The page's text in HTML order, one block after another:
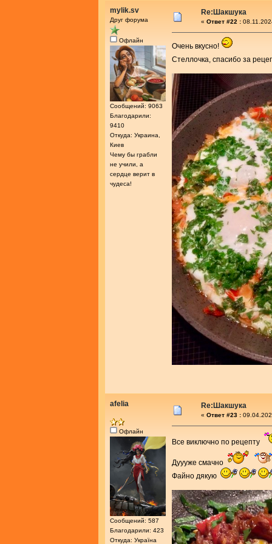
mylik.sv
Друг форума
Офлайн
Сообщений: 9063
Благодарили:
9410
Откуда: Украина,
Киев
Чему бы грабли
не учили, а
сердце верит в
чудеса!
Re:Шакшука
« Ответ #22 :
Очень вкусно!
Стеллочка, спасибо за
afelia
Офлайн
Сообщений: 587
Благодарили: 423
Откуда: Україна
Re:Шакшука
« Ответ #23 :
Все виключно по рецепту
Дуууже смачно
Файно дякую